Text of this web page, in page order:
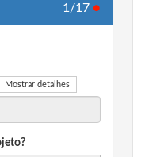
1/17 ●
Mostrar detalhes